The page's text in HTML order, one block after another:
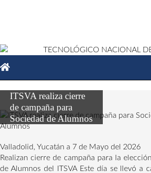
ITSVA realiza cierre
de campaña para
Sociedad de Alumnos
Valladolid, Yucatán a 7 de Mayo del 2026
Realizan cierre de campaña para la
de Alumnos del ITSVA Este día se llevó a